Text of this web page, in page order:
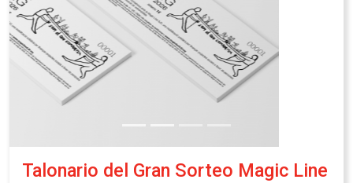
valor de los boletos. En el momento de hacer el
donativo deberéis indicar “Venta talonario
sorteo”.
Precio de venta : 50€
Coste de producción : 1€
Contribución al reto del equipo: 50€
El sorteo se hará el lunes11 de mayo de 2026